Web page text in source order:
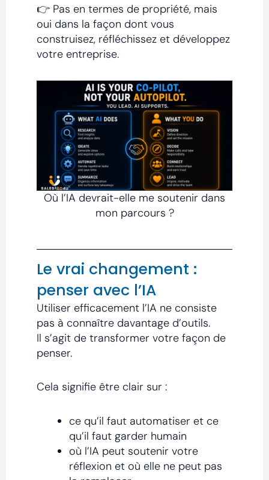
👉 Pas en termes de propriété, mais
oui dans la façon dont vous
construisez, réfléchissez et développez
votre entreprise.
Où l’IA devrait-elle me soutenir dans
mon parcours ?
Le vrai changement :
penser avec l’IA
Utiliser efficacement l’IA ne consiste
pas à connaître davantage d’outils.
Il s’agit de transformer votre façon de
penser.
Cela signifie être clair sur :
ce qu’il faut automatiser et ce
qu’il faut garder humain
où l’IA peut soutenir votre
réflexion et où elle ne peut pas